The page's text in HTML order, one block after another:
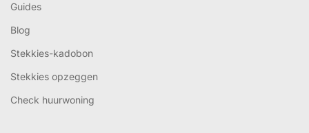
Guides
Blog
Stekkies-kadobon
Stekkies opzeggen
Check huurwoning